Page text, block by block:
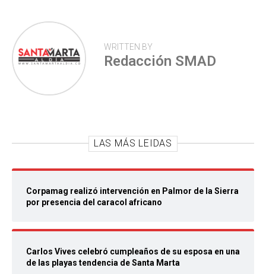
WRITTEN BY
Redacción SMAD
LAS MÁS LEIDAS
Corpamag realizó intervención en Palmor de la Sierra
por presencia del caracol africano
Carlos Vives celebró cumpleaños de su esposa en una
de las playas tendencia de Santa Marta